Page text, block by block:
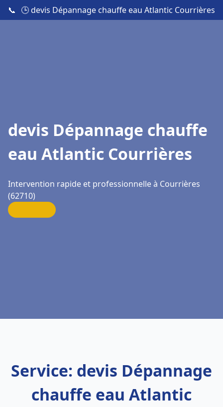
📞 🕒 devis Dépannage chauffe eau Atlantic Courrières
devis Dépannage chauffe
eau Atlantic Courrières
Intervention rapide et professionnelle à Courrières
(62710)
Service: devis Dépannage
chauffe eau Atlantic